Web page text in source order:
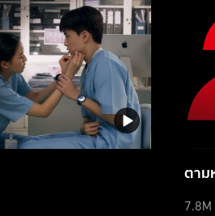
ตาม
7.8M